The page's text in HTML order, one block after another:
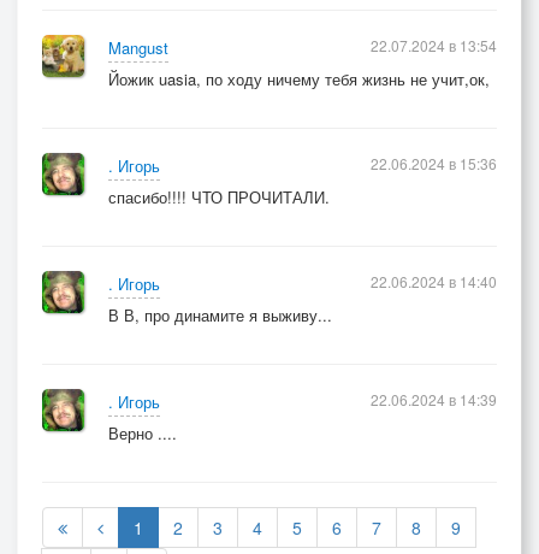
Mangust
Йожик uasia, по ходу ничему тебя жизнь не учит,ок,
22.07.2024 в 13:54
. Игорь
спасибо!!!! ЧТО ПРОЧИТАЛИ.
22.06.2024 в 15:36
. Игорь
В В, про динамите я выживу...
22.06.2024 в 14:40
. Игорь
Верно ....
22.06.2024 в 14:39
1 2 3 4 5 6 7 8
9